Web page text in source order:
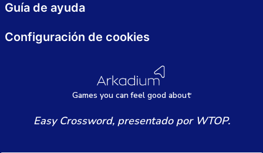
Games you canfeel good about
Guía de ayuda
Configuración de cookies
Easy Crossword, presentado por WTOP.